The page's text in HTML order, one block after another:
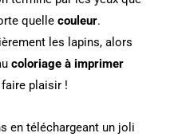
quelle couleur.
les lapins, alors
coloriage à imprimer
plaisir !
en téléchargeant un joli